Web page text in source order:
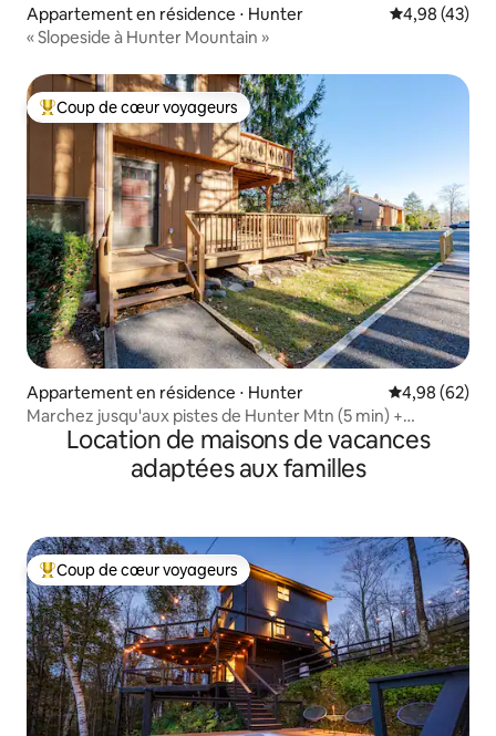
Appartement en résidence ⋅ Hunter Évaluation
4,98 (43)
« Slopeside à Hunter Mountain »
Coups de cœur voyageurs les plus appréciés
Coup de cœur voyageurs
Appartement en résidence ⋅ Hunter Évaluation
4,98 (62)
Marchez jusqu'aux pistes de Hunter Mtn (5 min) +
Cheminée
Location de maisons de vacances
adaptées aux familles
Coups de cœur voyageurs les plus appréciés
Coup de cœur voyageurs